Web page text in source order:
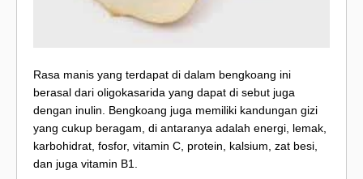
Rasa manis yang terdapat di dalam bengkoang ini
berasal dari oligokasarida yang dapat di sebut juga
dengan inulin. Bengkoang juga memiliki kandungan gizi
yang cukup beragam, di antaranya adalah energi, lemak,
karbohidrat, fosfor, vitamin C, protein, kalsium, zat besi,
dan juga vitamin B1.